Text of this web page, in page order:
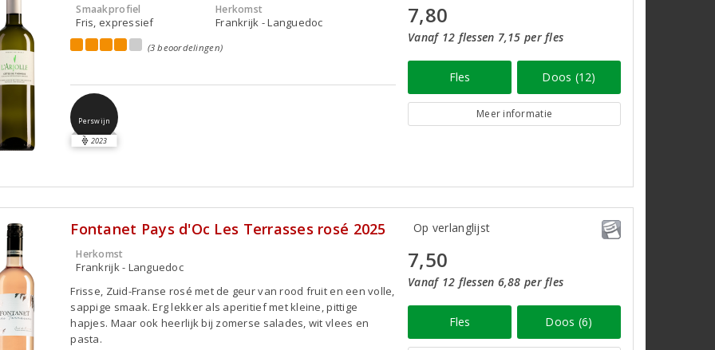
Smaakprofiel
Fris, expressief
Herkomst
Frankrijk - Languedoc
(3 beoordelingen)
Perswijn
2023
7,80
Vanaf 12 flessen 7,15 per fles
Fles Doos (12)
Meer informatie
Fontanet Pays d'Oc Les Terrasses rosé 2025
Herkomst
Frankrijk - Languedoc
Frisse, Zuid-Franse rosé met de geur van rood fruit en een volle,
sappige smaak. Erg lekker als aperitief met kleine, pittige
hapjes. Maar ook heerlijk bij zomerse salades, wit vlees en
pasta.
Op verlanglijst
7,50
Vanaf 12 flessen 6,88 per fles
Fles Doos (6)